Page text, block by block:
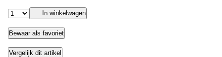
In winkelwagen
Bewaar als favoriet
Vergelijk dit artikel